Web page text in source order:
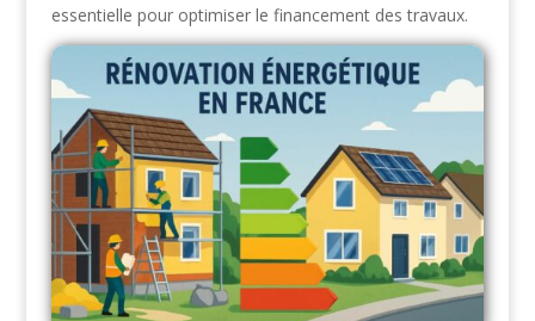
essentielle pour optimiser le financement des travaux.